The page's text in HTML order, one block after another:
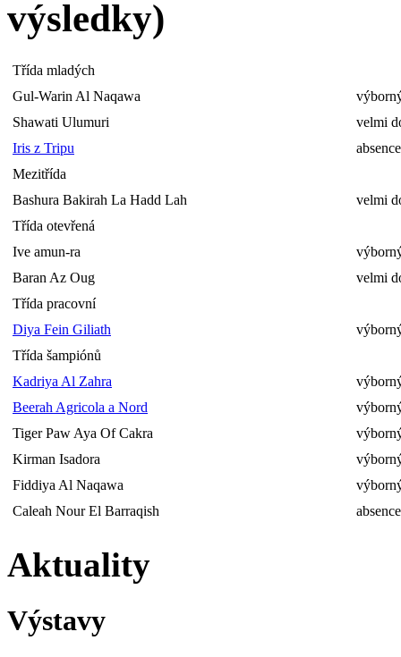
výsledky)
Třída mladých
Gul-Warin Al Naqawa
Shawati Ulumuri
velmi
Iris z Tripu
absence
Mezitřída
Bashura Bakirah La Hadd Lah
velmi
Třída otevřená
Ive amun-ra
Baran Az Oug
velmi
Třída pracovní
Diya Fein Giliath
Třída šampiónů
Kadriya Al Zahra
Beerah Agricola a Nord
Tiger Paw Aya Of Cakra
Kirman Isadora
Fiddiya Al Naqawa
Caleah Nour El Barraqish
absence
Aktuality
Výstavy